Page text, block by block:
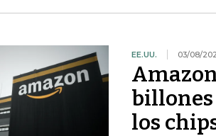
EE.UU. 03/08/
los